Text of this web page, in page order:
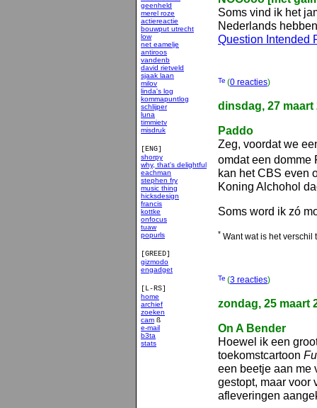
geenheld
merel roze
actiereactie
bouwput utrecht
low
net eamelje
antiroos
vandenb
david rietveld
sjaak laan
milov
linda's log
kommapuntlog
schlijper
luna
timmietv
misdruk
[ENG]
shorpy
why, that's delightful
eachman
stephen fry
music thing
hicksdesign
francis
kottke
onfocus
tuaw
popurls
[GREED]
gizmodo
engadget
[L-RS]
home
archief
zoeken
cam ß
e-mail
b3ta
stats
Soms vind ik het
Nederlands
Question Intended
(0 reacties)
dinsdag, 27 maart
Paddo
Zeg, voordat we
omdat een domme
kan het CBS even
Koning Alchohol
Soms word ik zó
* Want wat is het
(3 reacties)
zondag, 25 maart
On A Bender
Hoewel ik een
toekomstcartoon
een beetje aan me
gestopt, maar voor
afleveringen